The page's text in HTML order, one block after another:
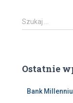
S
z
j
Szukaj …
Ostatnie
Bank